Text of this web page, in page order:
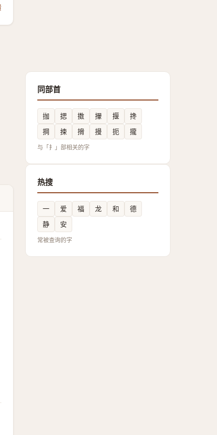
同部首
拁 揌 擞 㩣 揠
搀
掆
捒 搚 摱 扼 攏
与「扌」部相关的字
热搜
一 爱 福 龙 和
德
静
安
常被查询的字